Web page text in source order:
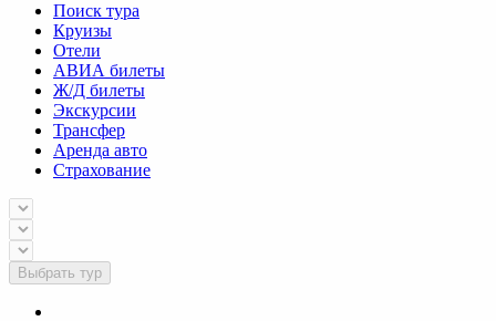
Поиск тура
Круизы
Отели
АВИА билеты
Ж/Д билеты
Экскурсии
Трансфер
Аренда авто
Страхование
Выбрать тур